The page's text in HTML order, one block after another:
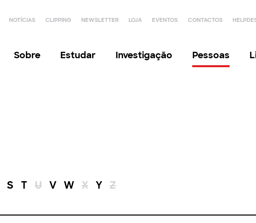
NOTÍCIAS CLIPPING NEWSLETTER LOJA EVENTOS CONTACTOS
Sobre Estudar Investigação Pessoas
S T U V W X Y Z